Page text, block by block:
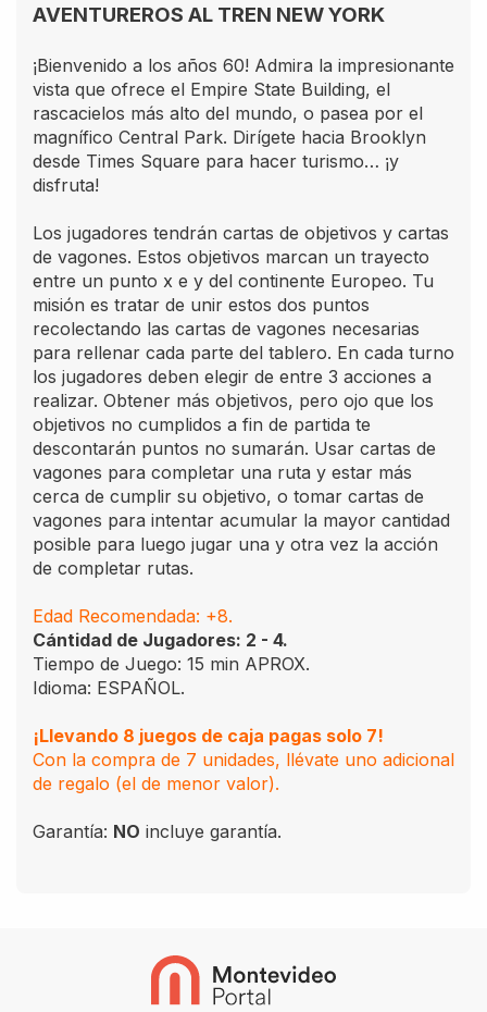
AVENTUREROS AL TREN NEW YORK
¡Bienvenido a los años 60! Admira la impresionante
vista que ofrece el Empire State Building, el
rascacielos más alto del mundo, o pasea por el
magnífico Central Park. Dirígete hacia Brooklyn
desde Times Square para hacer turismo… ¡y
disfruta!
Los jugadores tendrán cartas de objetivos y cartas
de vagones. Estos objetivos marcan un trayecto
entre un punto x e y del continente Europeo. Tu
misión es tratar de unir estos dos puntos
recolectando las cartas de vagones necesarias
para rellenar cada parte del tablero. En cada turno
los jugadores deben elegir de entre 3 acciones a
realizar. Obtener más objetivos, pero ojo que los
objetivos no cumplidos a fin de partida te
descontarán puntos no sumarán. Usar cartas de
vagones para completar una ruta y estar más
cerca de cumplir su objetivo, o tomar cartas de
vagones para intentar acumular la mayor cantidad
posible para luego jugar una y otra vez la acción
de completar rutas.
Edad Recomendada: +8.
Cántidad de Jugadores: 2 - 4.
Tiempo de Juego: 15 min APROX.
Idioma: ESPAÑOL.
¡Llevando 8 juegos de caja pagas solo 7!
Con la compra de 7 unidades, llévate uno adicional
de regalo (el de menor valor).
Garantía: NO incluye garantía.